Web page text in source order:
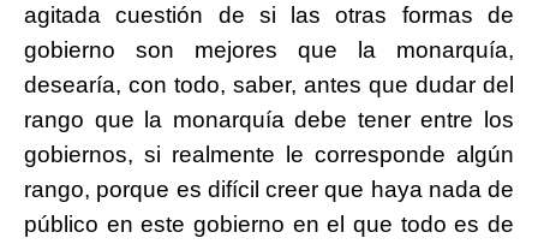
agitada cuestión de si las otras formas de
gobierno son mejores que la monarquía,
desearía, con todo, saber, antes que dudar del
rango que la monarquía debe tener entre los
gobiernos, si realmente le corresponde algún
rango, porque es difícil creer que haya nada de
público en este gobierno en el que todo es de